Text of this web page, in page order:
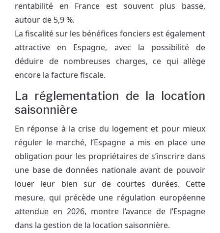
rentabilité en France est souvent plus basse,
autour de 5,9 %.
La fiscalité sur les bénéfices fonciers est également
attractive en Espagne, avec la possibilité de
déduire de nombreuses charges, ce qui allège
encore la facture fiscale.
La réglementation de la location
saisonnière
En réponse à la crise du logement et pour mieux
réguler le marché, l’Espagne a mis en place une
obligation pour les propriétaires de s’inscrire dans
une base de données nationale avant de pouvoir
louer leur bien sur de courtes durées. Cette
mesure, qui précède une régulation européenne
attendue en 2026, montre l’avance de l’Espagne
dans la gestion de la location saisonnière.